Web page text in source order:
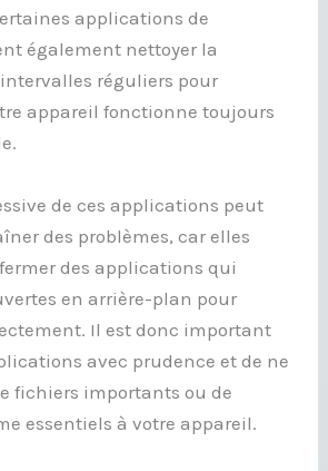
applications de
également nettoyer la
réguliers pour
appareil fonctionne toujours
de ces applications peut
des problèmes, car elles
des applications qui
en arrière-plan pour
Il est donc important
avec prudence et de ne
fichiers importants ou de
essentiels à votre appareil.